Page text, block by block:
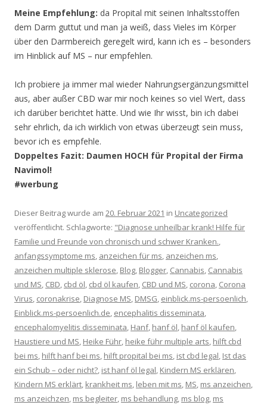
Meine Empfehlung: da Propital mit seinen Inhaltsstoffen
dem Darm guttut und man ja weiß, dass Vieles im Körper
über den Darmbereich geregelt wird, kann ich es – besonders
im Hinblick auf MS – nur empfehlen.
Ich probiere ja immer mal wieder Nahrungsergänzungsmittel
aus, aber außer CBD war mir noch keines so viel Wert, dass
ich darüber berichtet hätte. Und wie Ihr wisst, bin ich dabei
sehr ehrlich, da ich wirklich von etwas überzeugt sein muss,
bevor ich es empfehle.
Doppeltes Fazit: Daumen HOCH für Propital der Firma
Navimol!
#werbung
Dieser Beitrag wurde am 20. Februar 2021 in Uncategorized
veröffentlicht. Schlagworte: "Diagnose unheilbar krank! Hilfe für
Familie und Freunde von chronisch und schwer Kranken.,
anfangssymptome ms, anzeichen für ms, anzeichen ms,
anzeichen multiple sklerose, Blog, Blogger, Cannabis, Cannabis
und MS, CBD, cbd öl, cbd öl kaufen, CBD und MS, corona, Corona
Virus, coronakrise, Diagnose MS, DMSG, einblick.ms-persoenlich,
Einblick.ms-persoenlich.de, encephalitis disseminata,
encephalomyelitis disseminata, Hanf, hanf öl, hanf öl kaufen,
Haustiere und MS, Heike Führ, heike führ multiple arts, hilft cbd
bei ms, hilft hanf bei ms, hilft propital bei ms, ist cbd legal, Ist das
ein Schub – oder nicht?, ist hanf öl legal, Kindern MS erklären,
Kindern MS erklärt, krankheit ms, leben mit ms, MS, ms anzeichen,
ms anzeichzen, ms begleiter, ms behandlung, ms blog, ms